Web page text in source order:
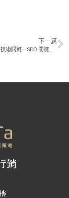
下一篇
台北整合行銷 的技術關鍵－SEO 關鍵字串聯虛實營銷!
銷